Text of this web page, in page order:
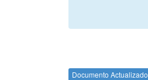
Documento Actualizado